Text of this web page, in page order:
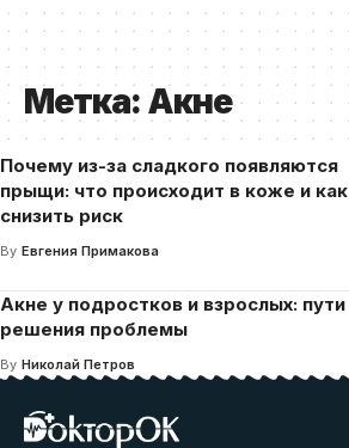
Метка: Акне
Почему из-за сладкого появляются
прыщи: что происходит в коже и как
снизить риск
By Евгения Примакова
Акне у подростков и взрослых: пути
решения проблемы
By Николай Петров